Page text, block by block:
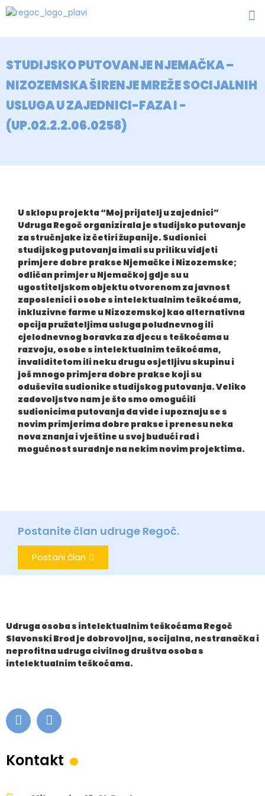
STUDIJSKO PUTOVANJE NJEMAČKA –
NIZOZEMSKA ŠIRENJE MREŽE SOCIJALNIH
USLUGA U ZAJEDNICI-FAZA I -
(UP.02.2.2.06.0258)
U sklopu projekta “Moj prijatelj u zajednici”
Udruga Regoč organizirala je studijsko putovanje
za stručnjake iz četiri županije. Sudionici
studijskog putovanja imali su priliku vidjeti
primjere dobre prakse Njemačke i Nizozemske;
odličan primjer u Njemačkoj gdje su u
ugostiteljskom objektu otvorenom za javnost
zaposlenici i osobe s intelektualnim teškoćama,
inkluzivne farme u Nizozemskoj kao alternativna
opcija pružateljima usluga poludnevnog ili
cjelodnevnog boravka za djecu s teškoćama u
razvoju, osobe s intelektualnim teškoćama,
invaliditetom ili neku drugu osjetljivu skupinu i
još mnogo primjera dobre prakse koji su
oduševila sudionike studijskog putovanja. Veliko
zadovoljstvo nam je što smo omogućili
sudionicima putovanja da vide i upoznaju se s
novim primjerima dobre prakse i prenesu neka
nova znanja i vještine u svoj budući rad i
mogućnost suradnje na nekim novim projektima.
Postanite član udruge Regoč.
Postani član
Udruga osoba s intelektualnim teškoćama Regoč
Slavonski Brod je dobrovoljna, socijalna, nestranačka i
neprofitna udruga civilnog društva osoba s
intelektualnim teškoćama.
Kontakt .